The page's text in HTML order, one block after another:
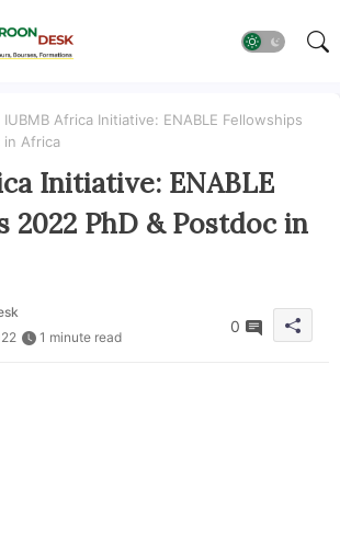
IUBMB Africa Initiative: ENABLE Fellowships
in Africa
Initiative: ENABLE
2022 PhD & Postdoc in
1 minute read
0